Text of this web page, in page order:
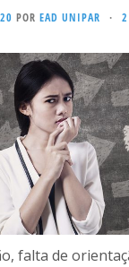
POR EAD UNIPAR ·
falta de